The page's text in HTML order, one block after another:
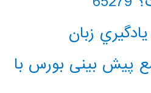
زبان
پیش بینی بورس با